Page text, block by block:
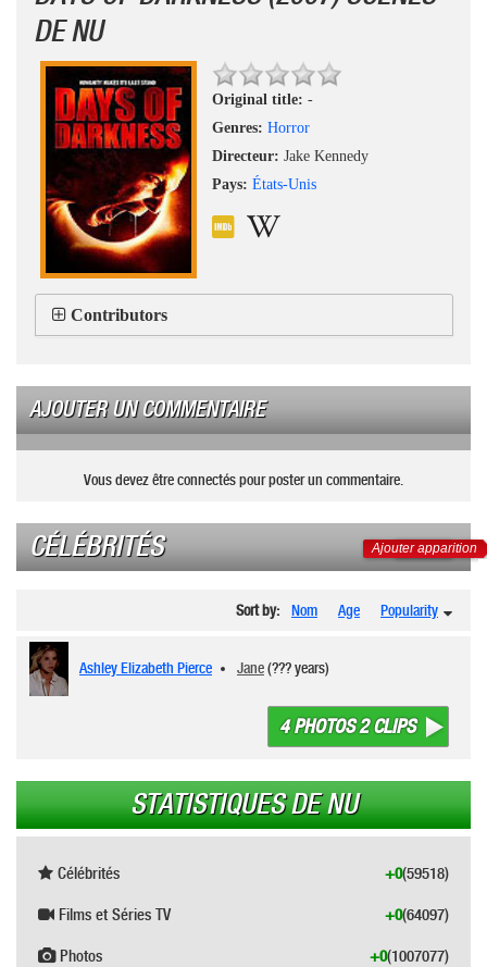
DE NU
Original title: -
Genres: Horror
Directeur: Jake Kennedy
Pays: États-Unis
Contributors
AJOUTER UN COMMENTAIRE
Vous devez être connectés pour poster un commentaire.
CÉLÉBRITÉS Ajouter apparition
Sort by: Nom Age Popularity
Ashley Elizabeth Pierce Jane(??? years)
4 PHOTOS 2 CLIPS
STATISTIQUES DE NU
Célébrités (59518)
+0
Films et Séries TV (64097)
+0
Photos (1007077)
+0